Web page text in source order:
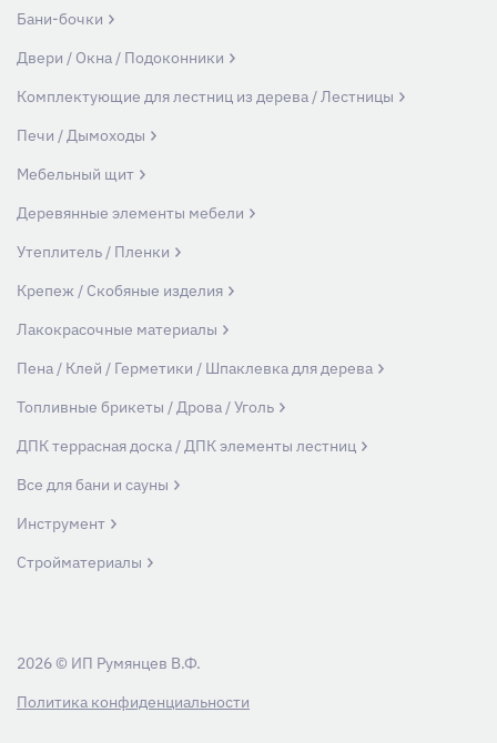
Бани-бочки
Двери / Окна / Подоконники
Комплектующие для лестниц из дерева / Лестницы
Печи / Дымоходы
Мебельный щит
Деревянные элементы мебели
Утеплитель / Пленки
Крепеж / Скобяные изделия
Лакокрасочные материалы
Пена / Клей / Герметики / Шпаклевка для дерева
Топливные брикеты / Дрова / Уголь
ДПК террасная доска / ДПК элементы лестниц
Все для бани и сауны
Инструмент
Стройматериалы
Политика конфиденциальности
2026 © ИП Румянцев В.Ф.